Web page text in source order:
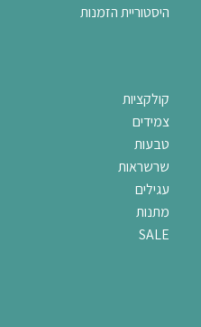
היסטוריית הזמנות
קולקציות
צמידים
טבעות
שרשראות
עגילים
מתנות
SALE